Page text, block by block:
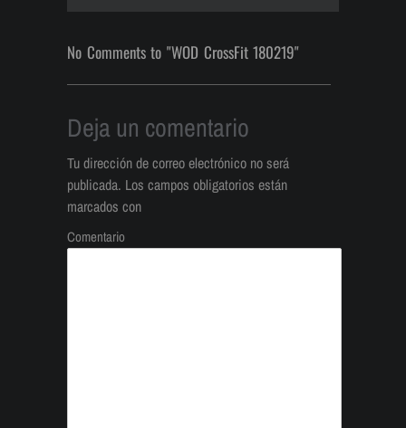
No Comments to "WOD CrossFit 180219"
Deja un comentario
Tu dirección de correo electrónico no será
publicada. Los campos obligatorios están
marcados con
Comentario